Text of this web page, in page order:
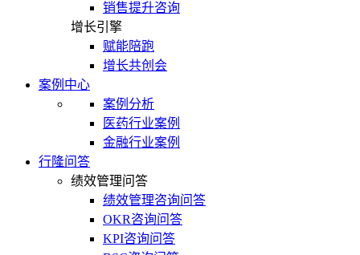
销售提升咨询
增长引擎
赋能陪跑
增长共创会
案例中心
案例分析
医药行业案例
金融行业案例
行隆问答
绩效管理问答
绩效管理咨询问答
OKR咨询问答
KPI咨询问答